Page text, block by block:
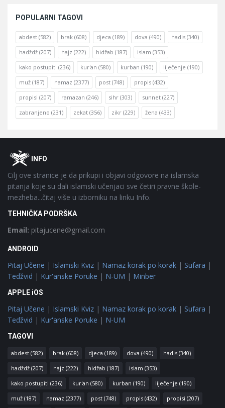
POPULARNI TAGOVI
abdest (582) brak (608) djeca (189) dova (490) hadis (340)
hadždž (207) hajz (222) hidžab (187) islam (353)
kako postupiti (236) kur'an (580) kurban (190) liječenje (190)
muž (187) namaz (2377) post (748) propis (432)
propisi (207) ramazan (246) sihr (303) sunnet (227)
zabranjeno (231) zekat (356) zikr (229) žena (433)
FooterOINFO
Cilj ove stranice je da prikupi i objavi odgovore na islamska
pitanja koje su dali islamski učenjaci sve četiri pravne škole-
mezheba...čitaj više u izborniku na linku Info.
TEHNIČKA PODRŠKA
Email: pitajucene@gmail.com
ANDROID
Pitaj Učene | Islamski Kviz | Namaz korak po korak | Sufara |
Tedžvid | Kur'anske Poruke | N-UM | Minber
APPLE iOS
Pitaj Učene | Islamski Kviz | Namaz korak po korak | Sufara |
Tedžvid | Kur'anske Poruke | N-UM
TAGOVI
abdest (582) brak (608) djeca (189) dova (490) hadis (340)
hadždž (207) hajz (222) hidžab (187) islam (353)
kako postupiti (236) kur'an (580) kurban (190) liječenje (190)
muž (187) namaz (2377) post (748) propis (432) propisi (207)